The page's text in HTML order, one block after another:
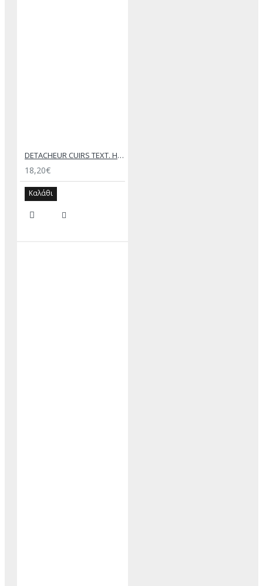
DETACHEUR CUIRS ΤΕΧΤ. HUSSARD SPRAY 200ML
18,20€
Καλάθι